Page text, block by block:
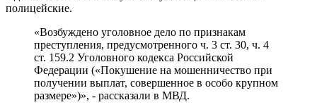
полицейские.
«Возбуждено уголовное дело по признакам
преступления, предусмотренного ч. 3 ст. 30, ч. 4
ст. 159.2 Уголовного кодекса Российской
Федерации («Покушение на мошенничество при
получении выплат, совершенное в особо крупном
размере»)», - рассказали в МВД.